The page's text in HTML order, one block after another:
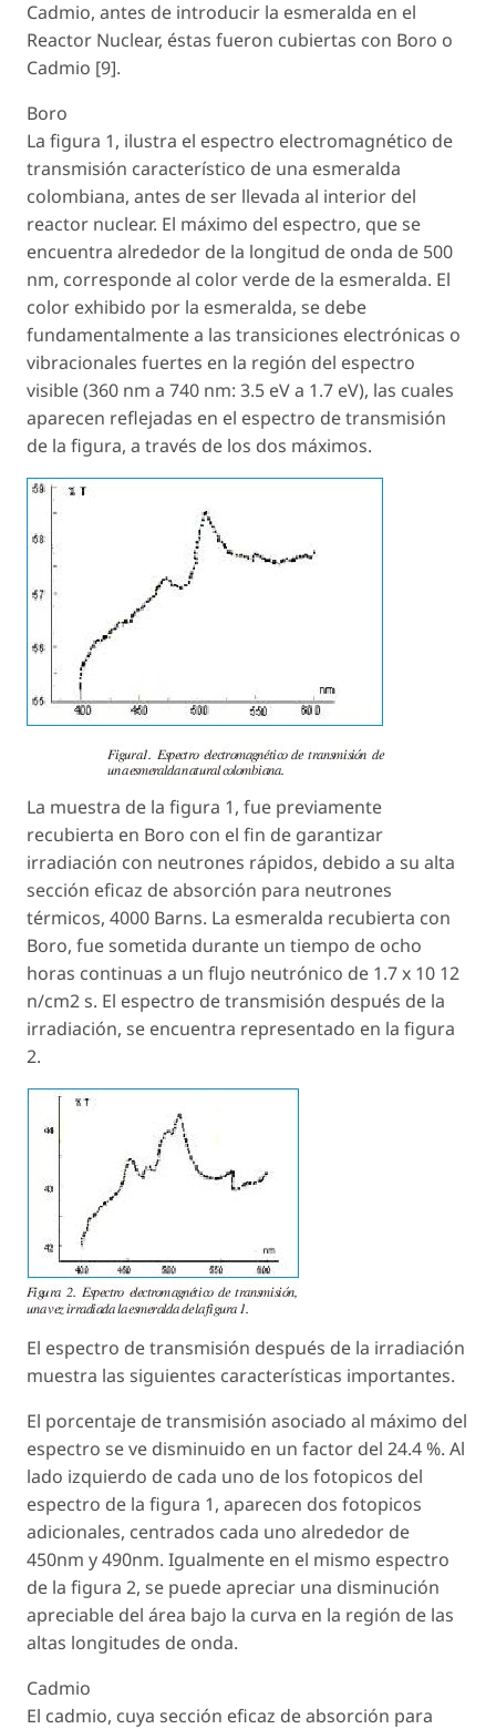
Cadmio, antes de introducir la esmeralda en el
Reactor Nuclear, éstas fueron cubiertas con Boro o
Cadmio [9].
Boro
La figura 1, ilustra el espectro electromagnético de
transmisión característico de una esmeralda
colombiana, antes de ser llevada al interior del
reactor nuclear. El máximo del espectro, que se
encuentra alrededor de la longitud de onda de 500
nm, corresponde al color verde de la esmeralda. El
color exhibido por la esmeralda, se debe
fundamentalmente a las transiciones electrónicas o
vibracionales fuertes en la región del espectro
visible (360 nm a 740 nm: 3.5 eV a 1.7 eV), las cuales
aparecen reflejadas en el espectro de transmisión
de la figura, a través de los dos máximos.
La muestra de la figura 1, fue previamente
recubierta en Boro con el fin de garantizar
irradiación con neutrones rápidos, debido a su alta
sección eficaz de absorción para neutrones
térmicos, 4000 Barns. La esmeralda recubierta con
Boro, fue sometida durante un tiempo de ocho
horas continuas a un flujo neutrónico de 1.7 x 10 12
n/cm2 s. El espectro de transmisión después de la
irradiación, se encuentra representado en la figura
2.
El espectro de transmisión después de la irradiación
muestra las siguientes características importantes.
El porcentaje de transmisión asociado al máximo del
espectro se ve disminuido en un factor del 24.4 %. Al
lado izquierdo de cada uno de los fotopicos del
espectro de la figura 1, aparecen dos fotopicos
adicionales, centrados cada uno alrededor de
450nm y 490nm. Igualmente en el mismo espectro
de la figura 2, se puede apreciar una disminución
apreciable del área bajo la curva en la región de las
altas longitudes de onda.
Cadmio
El cadmio, cuya sección eficaz de absorción para